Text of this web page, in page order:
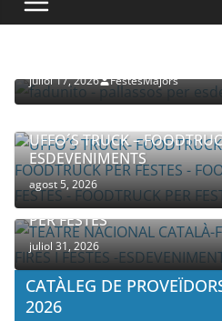
juliol 17, 2026 FestesMajors
UFFO´S TRUCK –
ESDEVENIMENTS
agost 5, 2026
COMPANYIA TENAC –
PER FESTES
juliol 31, 2026
CATÀLEG DE
2026